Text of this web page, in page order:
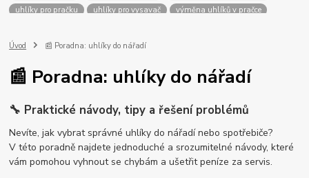
uhlíky pro pračku
uhlíky pro vysavač
výměna uhlíků v pračce
uhlíky BOSCH
uhlíky do vysavače
uhlíky metabo
uhlíky dewalt uhlíky einhell
uhlíky hitachi
uhlíky worx
uhlíky extol uhlíky ariston uhlíky fein
uhlíky elu
uhlíky proteco
uhlíky zerowatt uhlíky kress
uhlíky flex
uhlíky milwaukee
uhlíky electrolux uhlíky dyson
uhlíky aeg
Úvod 📰 Poradna: uhlíky do nářadí
📰 Poradna: uhlíky do nářadí
🔧 Praktické návody, tipy a řešení problémů
Nevíte, jak vybrat správné uhlíky do nářadí nebo spotřebiče?
V této poradně najdete jednoduché a srozumitelné návody, které
vám pomohou vyhnout se chybám a ušetřit peníze za servis.